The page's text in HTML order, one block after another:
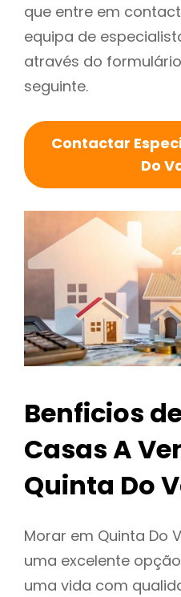
que entre em
equipa de
através do
seguinte.
Contactar
Do
Benficios
Casas A
Quinta Do
Morar em Quinta Do
uma excelente
uma vida com